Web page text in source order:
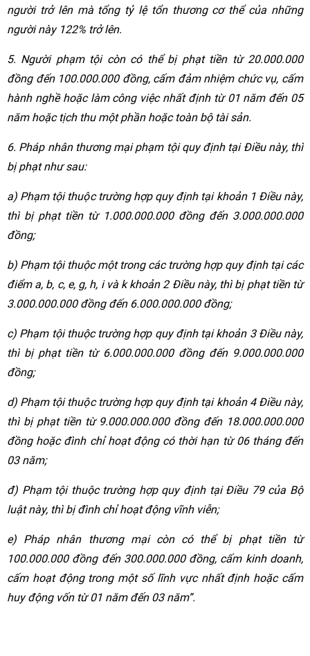
người trở lên mà tổng tỷ lệ tổn thương cơ thể của những
người này 122% trở lên.
5. Người phạm tội còn có thể bị phạt tiền từ 20.000.000
đồng đến 100.000.000 đồng, cấm đảm nhiệm chức vụ, cấm
hành nghề hoặc làm công việc nhất định từ 01 năm đến 05
năm hoặc tịch thu một phần hoặc toàn bộ tài sản.
6. Pháp nhân thương mại phạm tội quy định tại Điều này, thì
bị phạt như sau:
a) Phạm tội thuộc trường hợp quy định tại khoản 1 Điều này,
thì bị phạt tiền từ 1.000.000.000 đồng đến 3.000.000.000
đồng;
b) Phạm tội thuộc một trong các trường hợp quy định tại các
điểm a, b, c, e, g, h, i và k khoản 2 Điều này, thì bị phạt tiền từ
3.000.000.000 đồng đến 6.000.000.000 đồng;
c) Phạm tội thuộc trường hợp quy định tại khoản 3 Điều này,
thì bị phạt tiền từ 6.000.000.000 đồng đến 9.000.000.000
đồng;
d) Phạm tội thuộc trường hợp quy định tại khoản 4 Điều này,
thì bị phạt tiền từ 9.000.000.000 đồng đến 18.000.000.000
đồng hoặc đình chỉ hoạt động có thời hạn từ 06 tháng đến
03 năm;
đ) Phạm tội thuộc trường hợp quy định tại Điều 79 của Bộ
luật này, thì bị đình chỉ hoạt động vĩnh viễn;
e) Pháp nhân thương mại còn có thể bị phạt tiền từ
100.000.000 đồng đến 300.000.000 đồng, cấm kinh doanh,
cấm hoạt động trong một số lĩnh vực nhất định hoặc cấm
huy động vốn từ 01 năm đến 03 năm”.